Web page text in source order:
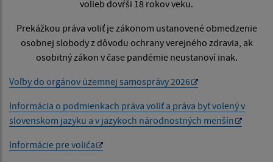
volieb dovŕši 18 rokov veku.
Prekážkou práva voliť je zákonom ustanovené obmedzenie
osobnej slobody z dôvodu ochrany verejného zdravia, ak
osobitný zákon v čase pandémie neustanoví inak.
Voľby do orgánov územnej samosprávy 2026
Informácia o podmienkach práva voliť a práva byť volený v
slovenskom jazyku a v jazykoch národnostných menšín
Informácie pre voliča